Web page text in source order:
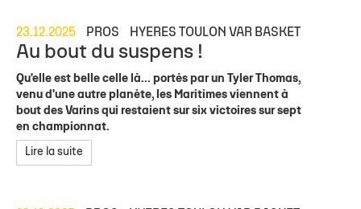
23.12.2025 PROS HYERES TOULON VAR BASKET
Au bout du suspens !
Qu'elle est belle celle là... portés par un Tyler Thomas,
venu d'une autre planète, les Maritimes viennent à
bout des Varins qui restaient sur six victoires sur sept
en championnat.
Lire la suite